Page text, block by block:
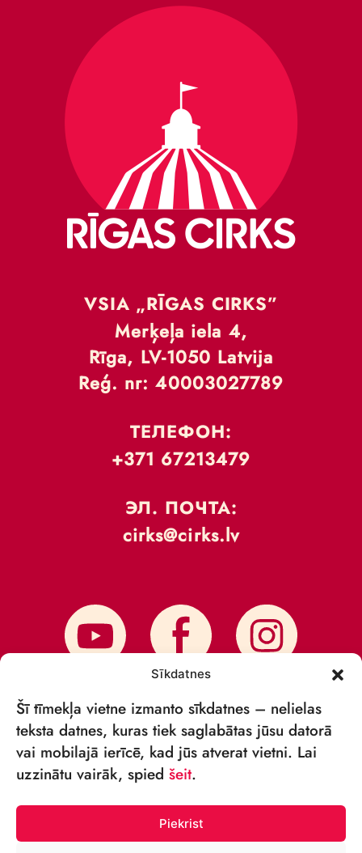
Sīkdatnes
Šī tīmekļa vietne izmanto sīkdatnes – nelielas
teksta datnes, kuras tiek saglabātas jūsu datorā
vai mobilajā ierīcē, kad jūs atverat vietni. Lai
uzzinātu vairāk, spied šeit.
Piekrist
VSIA „RĪGAS CIRKS”
Merķeļa iela 4,
Rīga, LV-1050 Latvija
Reģ. nr: 40003027789
ТЕЛЕФОН:
+371 67213479
ЭЛ. ПОЧТА:
cirks@cirks.lv
ПОДПИСАТЬСЯ НА НОВОСТИ